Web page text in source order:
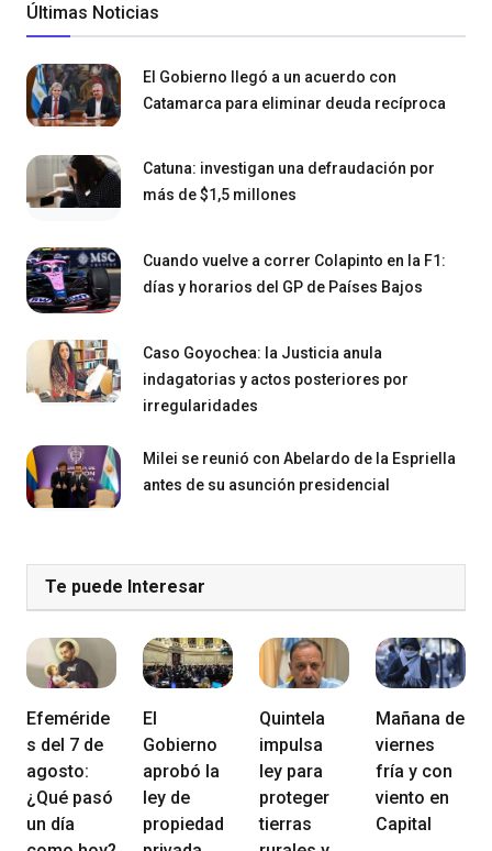
Últimas Noticias
El Gobierno llegó a un acuerdo con
Catamarca para eliminar deuda recíproca
Catuna: investigan una defraudación por
más de $1,5 millones
Cuando vuelve a correr Colapinto en la F1:
días y horarios del GP de Países Bajos
Caso Goyochea: la Justicia anula
indagatorias y actos posteriores por
irregularidades
Milei se reunió con Abelardo de la Espriella
antes de su asunción presidencial
Te puede Interesar
Efeméride
s del 7 de
agosto:
¿Qué pasó
un día
El
Gobierno
aprobó la
ley de
propiedad
Quintela
impulsa
ley para
proteger
tierras
Mañana de
viernes
fría y con
viento en
Capital